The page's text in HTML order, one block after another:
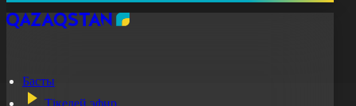
Басты
Тікелей эфир